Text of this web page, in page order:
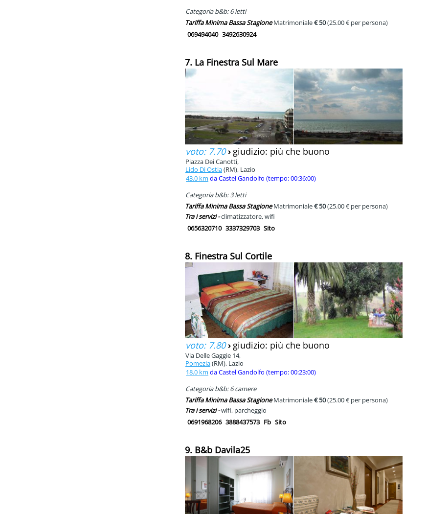
Categoria b&b: 6 letti
Tariffa Minima Bassa StagioneMatrimoniale€ 50(25.00 € per persona)
069494040 3492630924
7. La Finestra Sul Mare
voto: 7.70› giudizio: più che buono
Piazza Dei Canotti,
Lido Di Ostia(RM), Lazio
43.0 km da Castel Gandolfo (tempo: 00:36:00)
Categoria b&b: 3 letti
Tariffa Minima Bassa StagioneMatrimoniale€ 50(25.00 € per persona)
Tra i servizi -climatizzatore, wifi
0656320710 3337329703 Sito
8. Finestra Sul Cortile
voto: 7.80› giudizio: più che buono
Via Delle Gaggie 14,
Pomezia(RM), Lazio
18.0 km da Castel Gandolfo (tempo: 00:23:00)
Categoria b&b: 6 camere
Tariffa Minima Bassa StagioneMatrimoniale€ 50(25.00 € per persona)
Tra i servizi -wifi, parcheggio
0691968206 3888437573 Fb Sito
9. B&b Davila25